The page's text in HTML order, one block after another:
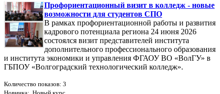
Профориентационный визит в колледж - новые
возможности для студентов СПО
В рамках профориентационной работы и развития
кадрового потенциала региона 24 июня 2026
состоялся визит представителей института
дополнительного профессионального образования
и института экономики и управления ФГАОУ ВО «ВолГУ» в
ГБПОУ «Волгоградский технологический колледж».
Количество показов: 3